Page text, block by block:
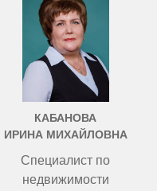
КАБАНОВА
ИРИНА МИХАЙЛОВНА
Специалист по
недвижимости